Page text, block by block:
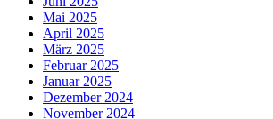
Mai 2025
April 2025
März 2025
Februar 2025
Januar 2025
Dezember 2024
November 2024